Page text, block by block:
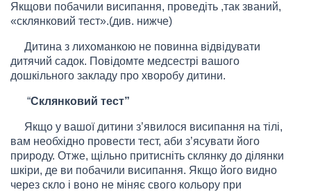
Якщови побачили висипання, проведіть ,так званий,
«склянковий тест».(див. нижче)
Дитина з лихоманкою не повинна відвідувати
дитячий садок. Повідомте медсестрі вашого
дошкільного закладу про хворобу дитини.
“Склянковий тест”
Якщо у вашої дитини з’явилося висипання на тілі,
вам необхідно провести тест, аби з’ясувати його
природу. Отже, щільно притисніть склянку до ділянки
шкіри, де ви побачили висипання. Якщо його видно
через скло і воно не міняє свого кольору при